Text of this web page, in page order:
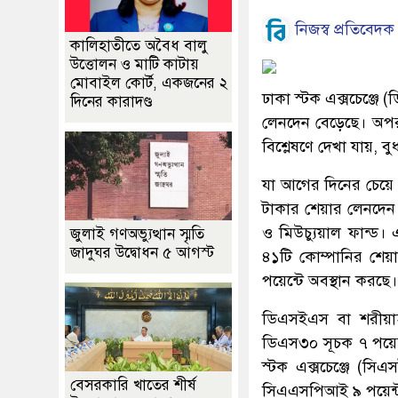
নিজস্ব প্রতিবেদক
ঢাকা স্টক
লেনদেন বেড়েছে।
বিশ্লেষণে দেখা
যা আগের দিনের
টাকার শেয়ার
ও মিউচ্যুয়াল ফান্ড।
৪১টি কোম্পানির
পয়েন্টে অবস্থান করছে।
ডিএসইএস বা
ডিএস৩০ সূচক ৭
স্টক এক্সচেঞ্জে
সিএএসপিআই ৯
কালিহাতীতে অবৈধ বালু
উত্তোলন ও মাটি কাটায়
মোবাইল কোর্ট, একজনের ২
দিনের কারাদণ্ড
জুলাই গণঅভ্যুত্থান স্মৃতি
জাদুঘর উদ্বোধন ৫ আগস্ট
বেসরকারি খাতের শীর্ষ